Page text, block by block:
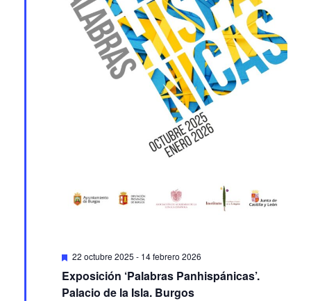
Featured
22 octubre 2025 - 14 febrero 2026
Exposición ‘Palabras Panhispánicas’.
Palacio de la Isla. Burgos